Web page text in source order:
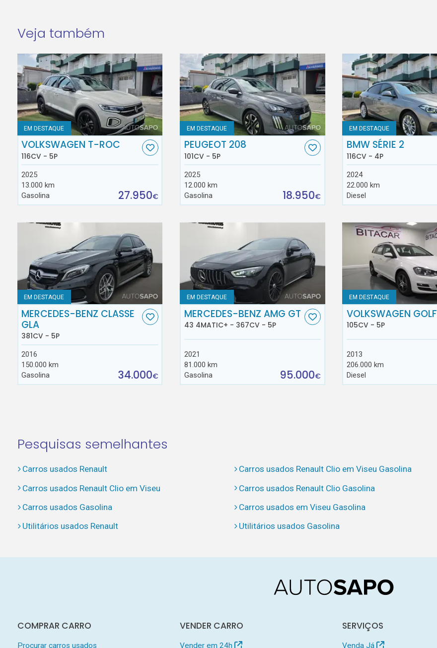
Veja também
EM DESTAQUE
VOLKSWAGEN T-ROC
116CV - 5P
2025
13.000 km
Gasolina
27.950€
EM DESTAQUE
PEUGEOT 208
101CV - 5P
2025
12.000 km
Gasolina
18.950€
EM DESTAQUE
BMW SÉRIE 2
116CV - 4P
2024
22.000 km
Diesel
EM DESTAQUE
MERCEDES-BENZ CLASSE
GLA
381CV - 5P
2016
150.000 km
Gasolina
34.000€
EM DESTAQUE
MERCEDES-BENZ AMG GT
43 4MATIC+ - 367CV - 5P
2021
81.000 km
Gasolina
95.000€
EM DESTAQUE
VOLKSWAGEN GOLF
105CV - 5P
2013
206.000 km
Diesel
Pesquisas semelhantes
Carros usados Renault Carros usados Renault Clio em Viseu Gasolina
Carros usados Renault Clio em Viseu
Carros usados Renault Clio Gasolina
Carros usados Gasolina
Carros usados em Viseu Gasolina
Utilitários usados Renault
Utilitários usados Gasolina
COMPRAR CARRO
Procurar carros usados
VENDER CARRO
Vender em 24h
SERVIÇOS
Venda Já